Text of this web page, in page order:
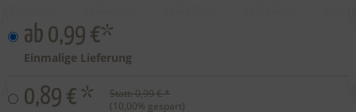
ab 0,99 €*
Einmalige Lieferung
0,89 € * Statt:0,99 € *
(10,00% gespart)